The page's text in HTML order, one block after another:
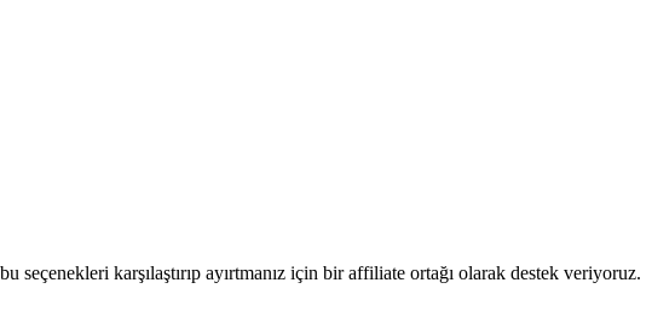
karşılaştırıp ayırtmanız için bir affiliate ortağı olarak destek veriyoruz.